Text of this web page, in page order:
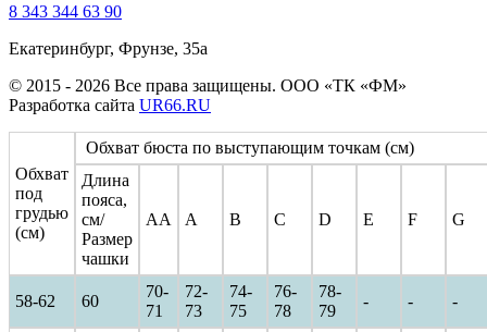
8 343 344 63 90
Екатеринбург, Фрунзе, 35а
© 2015 - 2026 Все права защищены. ООО «ТК «ФМ»
Разработка сайта UR66.RU
Обхват
под
грудью
(см)
Обхват бюста по выступающим точкам (см)
Длина
пояса,
см/
Размер
чашки
AA A B C D E F G
58-62 60
70-
71
72-
73
74-
75
76-
78
78-
79
- - -